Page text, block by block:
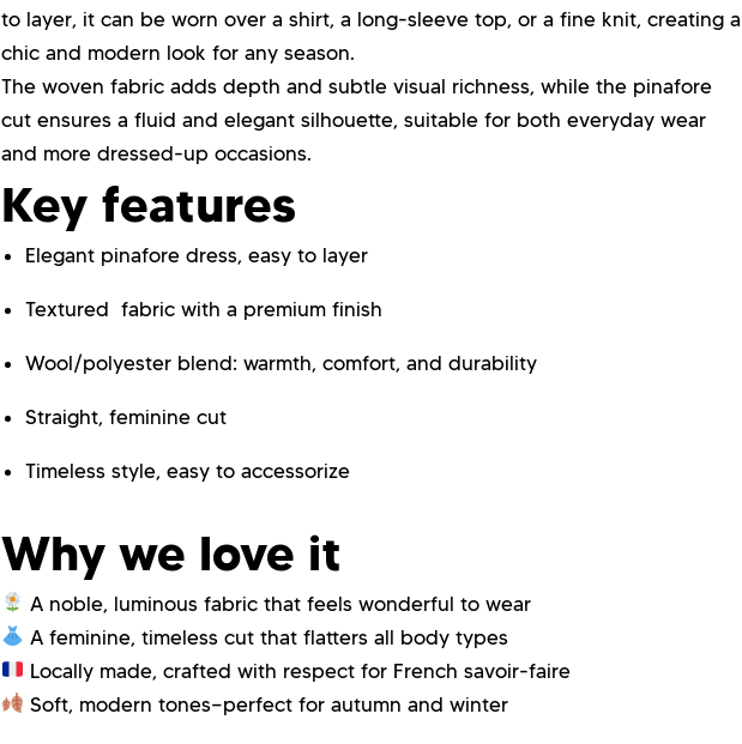
to layer, it can be worn over a shirt, a long-sleeve top, or a fine knit, creating a
chic and modern look for any season.
The woven fabric adds depth and subtle visual richness, while the pinafore
cut ensures a fluid and elegant silhouette, suitable for both everyday wear
and more dressed-up occasions.
Key features
Elegant pinafore dress, easy to layer
Textured fabric with a premium finish
Wool/polyester blend: warmth, comfort, and durability
Straight, feminine cut
Timeless style, easy to accessorize
Why we love it
A noble, luminous fabric that feels wonderful to wear
A feminine, timeless cut that flatters all body types
Locally made, crafted with respect for French savoir-faire
Soft, modern tones—perfect for autumn and winter